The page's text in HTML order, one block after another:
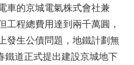
車的京城電氣株式會社兼
工程總費用達到兩千萬圓，
發生公債問題，地鐵計劃無
鐵道正式提出建設京城地下